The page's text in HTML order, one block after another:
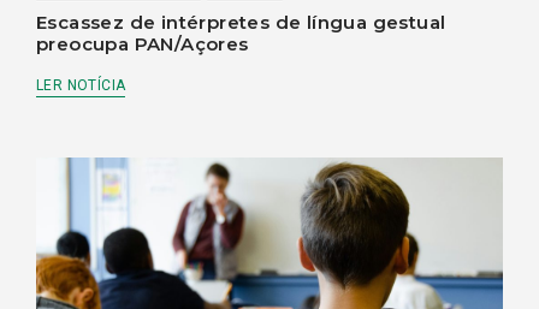
Escassez de intérpretes de língua gestual
preocupa PAN/Açores
LER NOTÍCIA